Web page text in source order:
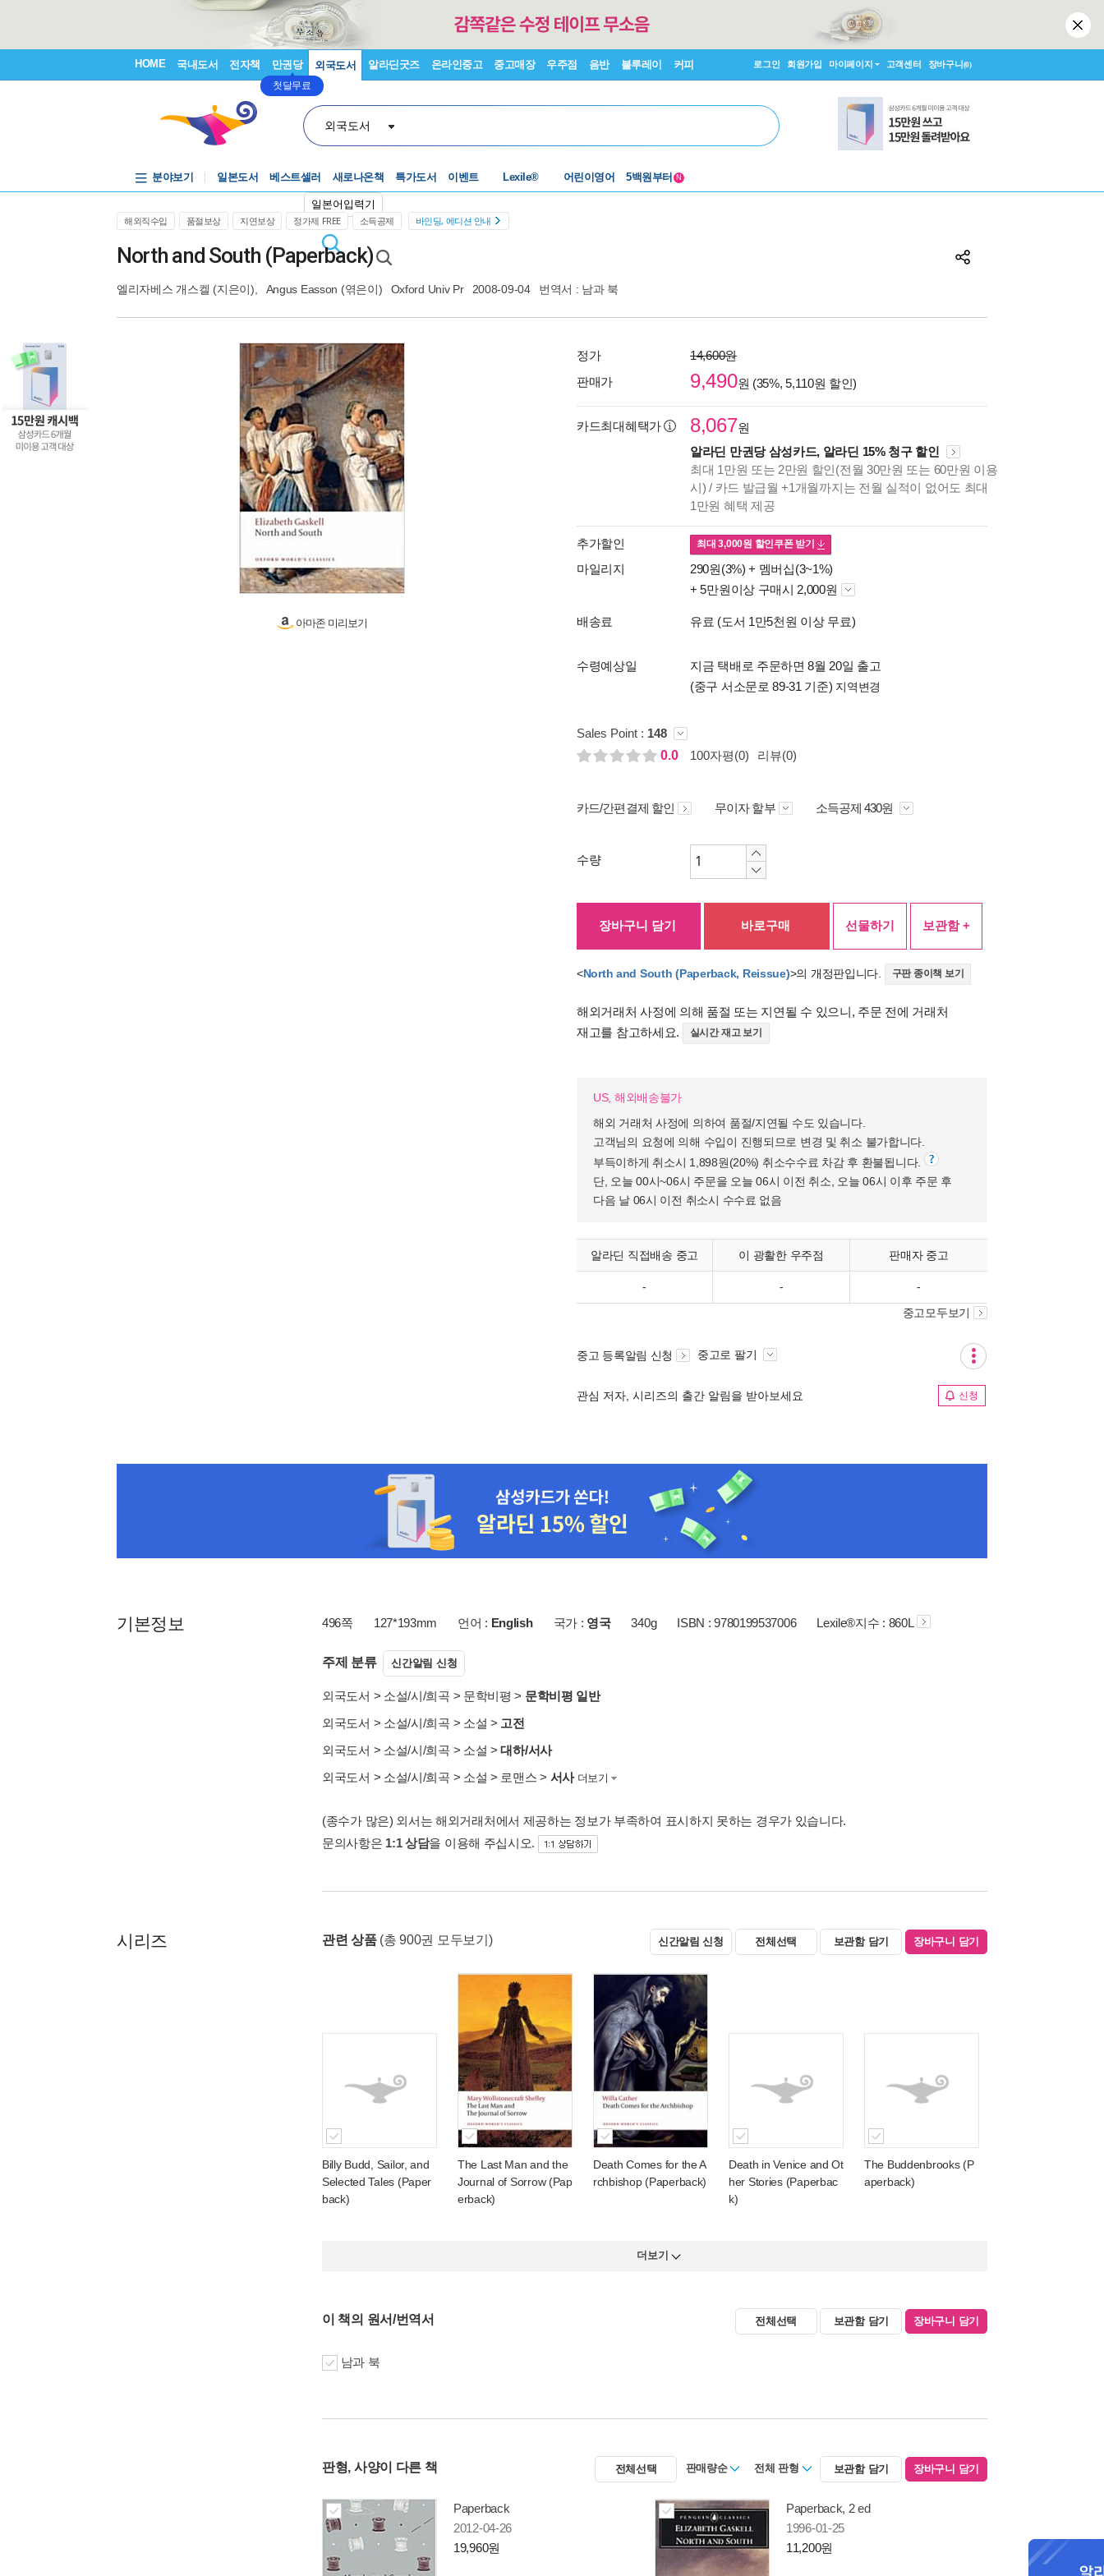
HOME 국내도서 전자책 만권당
첫달무료
외국도서 알라딘굿즈 온라인중고 중고매장 우주점 음반 블루레이 커피 로그인 회원가입 마이페이지 고객센터 장바구니(0)
외국도서
일본어입력기
분야보기 일본도서 베스트셀러 새로나온책 특가도서 이벤트
Lexile®
어린이영어
5백원부터
N
해외직수입 품절보상 지연보상 정가제 FREE 소득공제 바인딩, 에디션 안내
North and South (Paperback)
엘리자베스 개스켈 (지은이), Angus Easson (엮은이) Oxford Univ Pr 2008-09-04 번역서 : 남과 북
아마존 미리보기
정가
14,600원
판매가
9,490원 (35%, 5,110원 할인)
카드최대혜택가 8,067원
알라딘 만권당 삼성카드, 알라딘 15% 청구 할인
최대 1만원 또는 2만원 할인(전월 30만원 또는 60만원 이용
시) / 카드 발급월 +1개월까지는 전월 실적이 없어도 최대
1만원 혜택 제공
추가할인 최대3,000원 할인쿠폰 받기
마일리지 290원(3%) + 멤버십(3~1%)
+ 5만원이상 구매시 2,000원
배송료 유료 (도서 1만5천원 이상 무료)
수령예상일
지금 택배로 주문하면 8월 20일 출고
(중구 서소문로 89-31 기준) 지역변경
Sales Point : 148
0.0
100자평(0) 리뷰(0)
카드/간편결제 할인 무이자 할부 소득공제 430원
수량
장바구니 담기 바로구매 선물하기 보관함 +
<North and South (Paperback, Reissue)>의 개정판입니다. 구판 종이책 보기
해외거래처 사정에 의해 품절 또는 지연될 수 있으니, 주문 전에 거래처
재고를 참고하세요.
실시간 재고 보기
US, 해외배송불가
해외 거래처 사정에 의하여 품절/지연될 수도 있습니다.
고객님의 요청에 의해 수입이 진행되므로 변경 및 취소 불가합니다.
부득이하게 취소시 1,898원(20%) 취소수수료 차감 후 환불됩니다.
단, 오늘 00시~06시 주문을 오늘 06시 이전 취소, 오늘 06시 이후 주문 후
다음 날 06시 이전 취소시 수수료 없음
알라딘 직접배송 중고 이 광활한 우주점 판매자 중고
- - -
중고모두보기
중고 등록알림 신청 중고로 팔기
관심 저자, 시리즈의 출간 알림을 받아보세요 신청
기본정보 496쪽 127*193mm 언어 : English 국가 : 영국 340g ISBN : 9780199537006 Lexile®지수 : 860L
주제 분류 신간알림 신청
외국도서 > 소설/시/희곡 > 문학비평 > 문학비평 일반
외국도서 > 소설/시/희곡 > 소설 > 고전
외국도서 > 소설/시/희곡 > 소설 >대하/서사
외국도서 > 소설/시/희곡 > 소설 > 로맨스 > 서사 더보기
(종수가 많은) 외서는 해외거래처에서 제공하는 정보가 부족하여 표시하지 못하는 경우가 있습니다.
문의사항은 1:1 상담을 이용해 주십시오.
시리즈 관련 상품 (총 900권 모두보기) 신간알림 신청 전체선택 보관함 담기 장바구니 담기
Billy Budd, Sailor, and
Selected Tales (Paper
back)
The Last Man and the
Journal of Sorrow (Pap
erback)
Death Comes for the A
rchbishop (Paperback)
Death in Venice and Ot
her Stories (Paperbac
k)
The Buddenbrooks (P
aperback)
더보기
이 책의 원서/번역서 전체선택 보관함 담기 장바구니 담기
남과 북
판형, 사양이 다른 책 전체선택 판매량순 전체 판형 보관함 담기 장바구니 담기
Paperback
2012-04-26
19,960원
Paperback, 2 ed
1996-01-25
11,200원